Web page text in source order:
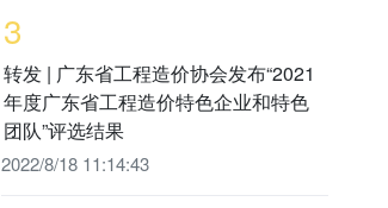
3
转发 | 广东省工程造价协会发布“2021
年度广东省工程造价特色企业和特色
团队”评选结果
2022/8/18 11:14:43